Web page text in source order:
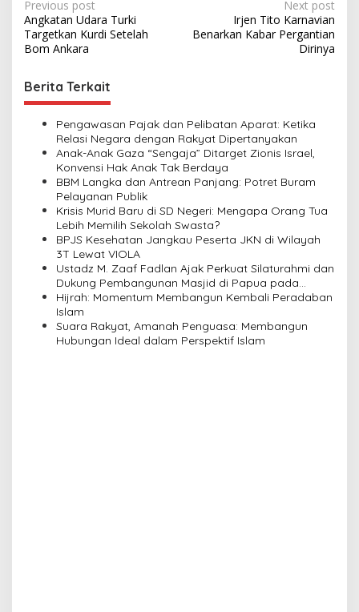
P
o
s
t
n
Previous post
Angkatan Udara Turki
Targetkan Kurdi Setelah
Bom Ankara
Next post
Irjen Tito Karnavian
Benarkan Kabar Pergantian
Dirinya
Berita Terkait
Pengawasan Pajak dan Pelibatan Aparat: Ketika
Relasi Negara dengan Rakyat Dipertanyakan
Anak-Anak Gaza “Sengaja” Ditarget Zionis Israel,
Konvensi Hak Anak Tak Berdaya
BBM Langka dan Antrean Panjang: Potret Buram
Pelayanan Publik
Krisis Murid Baru di SD Negeri: Mengapa Orang Tua
Lebih Memilih Sekolah Swasta?
BPJS Kesehatan Jangkau Peserta JKN di Wilayah
3T Lewat VIOLA
Ustadz M. Zaaf Fadlan Ajak Perkuat Silaturahmi dan
Dukung Pembangunan Masjid di Papua pada
Pengajian Yayasan Alimbas Insan Cita
Hijrah: Momentum Membangun Kembali Peradaban
Islam
Suara Rakyat, Amanah Penguasa: Membangun
Hubungan Ideal dalam Perspektif Islam